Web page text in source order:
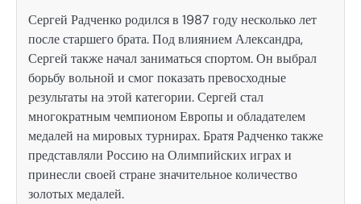
Сергей Радченко родился в 1987 году несколько лет
после старшего брата. Под влиянием Александра,
Сергей также начал заниматься спортом. Он выбрал
борьбу вольной и смог показать превосходные
результаты на этой категории. Сергей стал
многократным чемпионом Европы и обладателем
медалей на мировых турнирах. Братя Радченко также
представляли Россию на Олимпийских играх и
принесли своей стране значительное количество
золотых медалей.